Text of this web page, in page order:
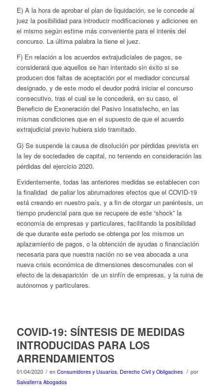
E) A la hora de aprobar el plan de liquidación, se le concede al
juez la posibilidad para introducir modificaciones y adiciones en
el mismo según estime más conveniente para el interés del
concurso. La última palabra la tiene el juez.
F) En relación a los acuerdos extrajudiciales de pagos, se
considerará que aquellos se han intentado sin éxito si se
producen dos faltas de aceptación por el mediador concursal
designado, y de este modo el deudor podrá iniciar el concurso
consecutivo, tras el cual se le concederá, en su caso, el
Beneficio de Exoneración del Pasivo Insatisfecho, en las
mismas condiciones que en el supuesto de que el acuerdo
extrajudicial previo hubiera sido tramitado.
G) Se suspende la causa de disolución por pérdidas prevista en
la ley de sociedades de capital, no teniendo en consideración las
pérdidas del ejercicio 2020.
Evidentemente, todas las anteriores medidas se establecen con
la finalidad de paliar los abrumadores efectos que el COVID-19
está creando en nuestro país, y a fin de otorgar un paréntesis, un
tiempo prudencial para que se recupere de este “shock” la
economía de empresas y particulares, facilitando la posibilidad
de que durante este periodo se obtenga por los mismos un
aplazamiento de pagos, o la obtención de ayudas o financiación
necesaria para que nuestra nación no se vea abocada a una
nueva crisis económica de dimensiones descomunales con el
efecto de la desaparición de un sinfín de empresas, y la ruina de
autónomos y particulares.
COVID-19: SÍNTESIS DE MEDIDAS
INTRODUCIDAS PARA LOS
ARRENDAMIENTOS
01/04/2020 / en Consumidores y Usuarios, Derecho Civil y Obligacines / por
Salvatierra Abogados